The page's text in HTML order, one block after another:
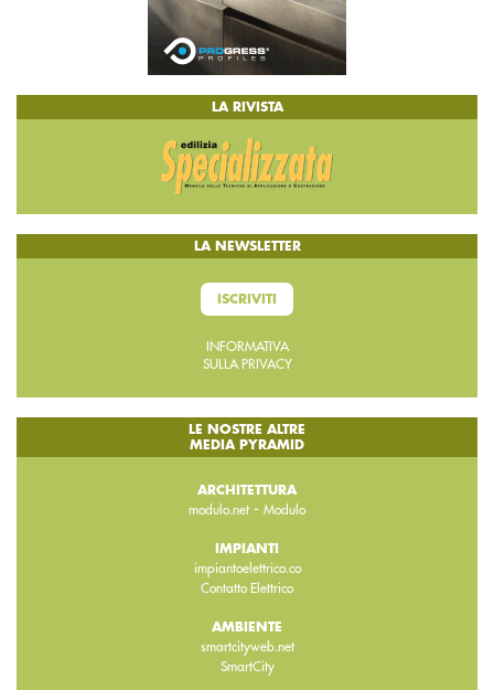
LA RIVISTA
LA NEWSLETTER
ISCRIVITI
INFORMATIVA
SULLA PRIVACY
LE NOSTRE ALTRE
MEDIA PYRAMID
ARCHITETTURA
modulo.net - Modulo
IMPIANTI
impiantoelettrico.co
Contatto Elettrico
AMBIENTE
smartcityweb.net
SmartCity